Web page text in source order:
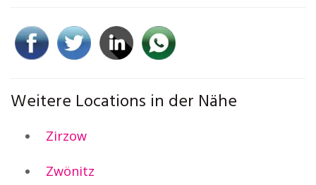
Weitere Locations in der Nähe
Zirzow
Zwönitz